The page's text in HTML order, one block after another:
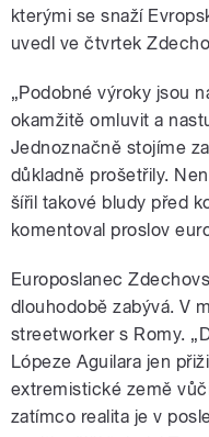
kterými se snaží
uvedl ve čtvrtek
„Podobné výroky jsou
okamžitě omluvit a
Jednoznačně stojíme
důkladně prošetřily.
šířil takové bludy před
komentoval proslov
Europoslanec
dlouhodobě zabývá. V
streetworker s Romy.
Lópeze Aguilara jen
extremistické země
zatímco realita je v